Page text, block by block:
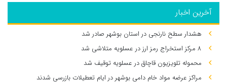
آخرین اخبار
هشدار سطح نارنجی در استان بوشهر صادر شد
۸ مرکز استخراج رمز ارز در عسلویه متلاشی شد
محموله تلویزیون قاچاق در عسلویه توقیف شد
مراکز عرضه مواد خام دامی بوشهر در ایام تعطیلات بازرسی شدند